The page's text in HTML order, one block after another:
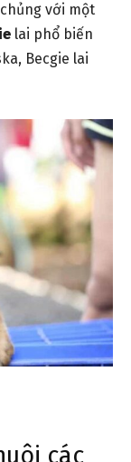
với một
lai phổ biến
Becgie lai
các